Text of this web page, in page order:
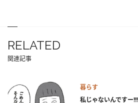
RELATED
関連記事
暮らす
私じゃないんですー